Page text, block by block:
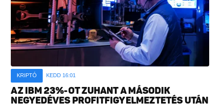
KRIPTÓ KEDD 16:01
AZ IBM 23%-OT ZUHANT A MÁSODIK
NEGYEDÉVES PROFITFIGYELMEZTETÉS UTÁN